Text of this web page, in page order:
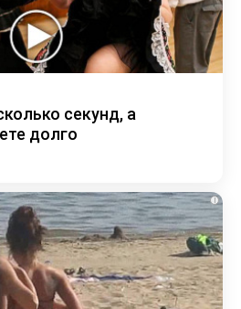
секунд, а
долго
i